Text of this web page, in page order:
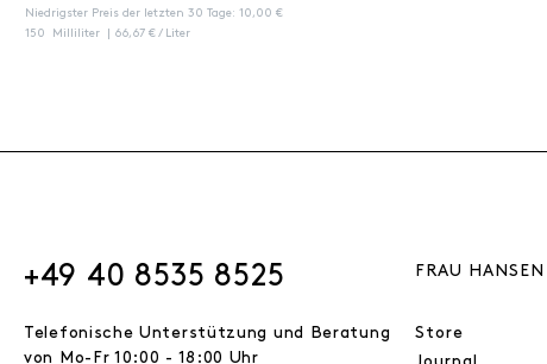
Niedrigster Preis der letzten 30 Tage: 10,00 €
150
Milliliter | 66,67 € / Liter
+49 40 8535 8525
Telefonische Unterstützung und Beratung
von Mo-Fr 10:00 - 18:00 Uhr
FRAU HANSEN
Store
Journal